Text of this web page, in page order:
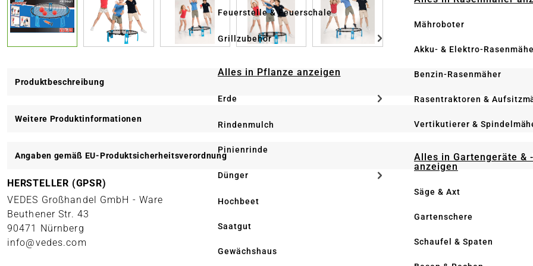
Feuerstelle & Feuerschale
Grillzubehör
Alles in Pflanze anzeigen
Erde
Rindenmulch
Pinienrinde
Dünger
Hochbeet
Saatgut
Gewächshaus
Mähroboter
Akku- & Elektro-
Benzin-Rasenmäher
Rasentraktoren &
Vertikutierer &
Alles in Gartengeräte &
anzeigen
Säge & Axt
Gartenschere
Schaufel & Spaten
Produktbeschreibung
Weitere Produktinformationen
Angaben gemäß EU-Produktsicherheitsverordnung
HERSTELLER (GPSR)
VEDES Großhandel GmbH - Ware
Beuthener Str. 43
90471 Nürnberg
info@vedes.com